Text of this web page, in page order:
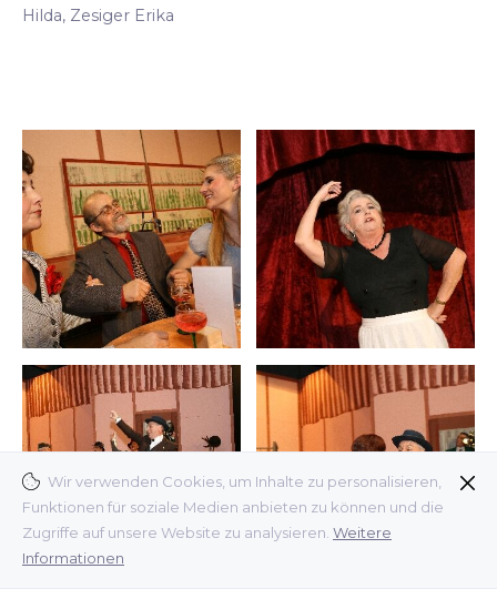
Wir verwenden Cookies, um Inhalte zu personalisieren,
Funktionen für soziale Medien anbieten zu können und die
Zugriffe auf unsere Website zu analysieren. Weitere
Informationen
Hilda, Zesiger Erika